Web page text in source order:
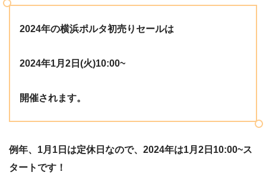
2024年の横浜ポルタ初売りセールは
2024年1月2日(火)10:00~
開催されます。
例年、1月1日は定休日なので、2024年は1月2日10:00~ス
タートです！